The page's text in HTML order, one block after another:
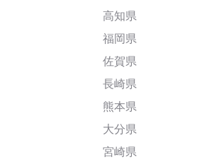
高知県
福岡県
佐賀県
長崎県
熊本県
大分県
宮崎県